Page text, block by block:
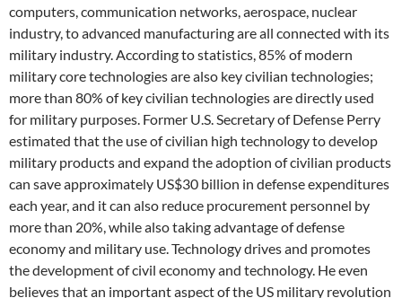
computers, communication networks, aerospace, nuclear
industry, to advanced manufacturing are all connected with its
military industry. According to statistics, 85% of modern
military core technologies are also key civilian technologies;
more than 80% of key civilian technologies are directly used
for military purposes. Former U.S. Secretary of Defense Perry
estimated that the use of civilian high technology to develop
military products and expand the adoption of civilian products
can save approximately US$30 billion in defense expenditures
each year, and it can also reduce procurement personnel by
more than 20%, while also taking advantage of defense
economy and military use. Technology drives and promotes
the development of civil economy and technology. He even
believes that an important aspect of the US military revolution